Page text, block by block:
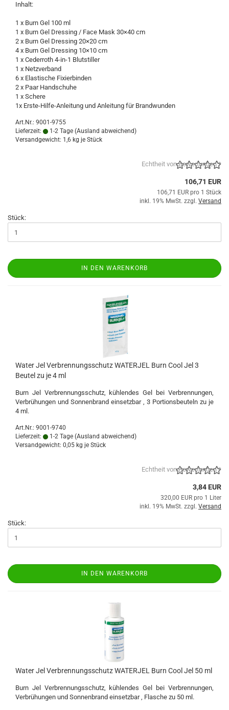
Inhalt:
1 x Burn Gel 100 ml
1 x Burn Gel Dressing / Face Mask 30×40 cm
2 x Burn Gel Dressing 20×20 cm
4 x Burn Gel Dressing 10×10 cm
1 x Cederroth 4-in-1 Blutstiller
1 x Netzverband
6 x Elastische Fixierbinden
2 x Paar Handschuhe
1 x Schere
1x Erste-Hilfe-Anleitung und Anleitung für Brandwunden
Art.Nr.: 9001-9755
Lieferzeit:
1-2 Tage (Ausland abweichend)
Versandgewicht: 1,6 kg je Stück
Echtheit von Bewertungen *
106,71 EUR
106,71 EUR pro 1 Stück
inkl. 19% MwSt. zzgl. Versand
Stück:
IN DEN WARENKORB
Water Jel Verbrennungsschutz WATERJEL Burn Cool Jel 3
Beutel zu je 4 ml
Burn Jel Verbrennungsschutz, kühlendes Gel bei Verbrennungen,
Verbrühungen und Sonnenbrand einsetzbar , 3 Portionsbeuteln zu je
4 ml.
Art.Nr.: 9001-9740
Lieferzeit:
1-2 Tage (Ausland abweichend)
Versandgewicht: 0,05 kg je Stück
Echtheit von Bewertungen *
3,84 EUR
320,00 EUR pro 1 Liter
inkl. 19% MwSt. zzgl. Versand
Stück:
IN DEN WARENKORB
Water Jel Verbrennungsschutz WATERJEL Burn Cool Jel 50 ml
Burn Jel Verbrennungsschutz, kühlendes Gel bei Verbrennungen,
Verbrühungen und Sonnenbrand einsetzbar , Flasche zu 50 ml.